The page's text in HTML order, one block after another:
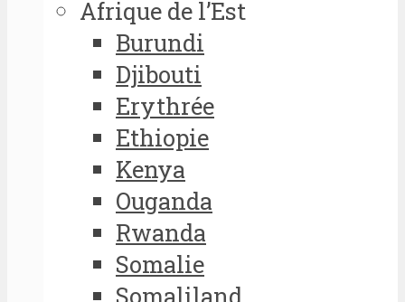
Afrique de l’Est
Burundi
Djibouti
Erythrée
Ethiopie
Kenya
Ouganda
Rwanda
Somalie
Somaliland